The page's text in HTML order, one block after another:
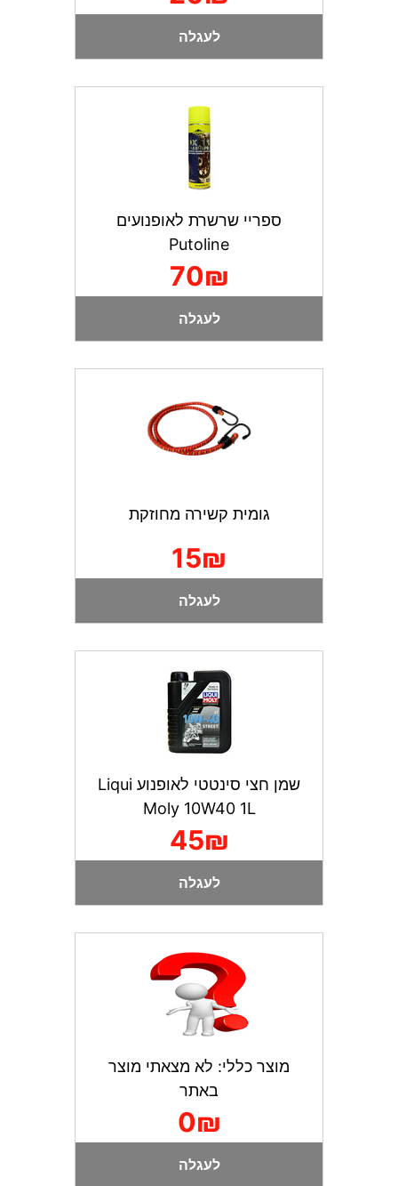
לעגלה
ספריי שרשרת לאופנועים
Putoline
70₪
לעגלה
גומית קשירה מחוזקת
15₪
לעגלה
שמן חצי סינטטי לאופנוע Liqui
Moly 10W40 1L
45₪
לעגלה
מוצר כללי: לא מצאתי מוצר
באתר
0₪
לעגלה